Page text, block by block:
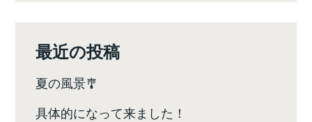
ョ
ン
最近の投稿
夏の風景🎐
具体的になって来ました！